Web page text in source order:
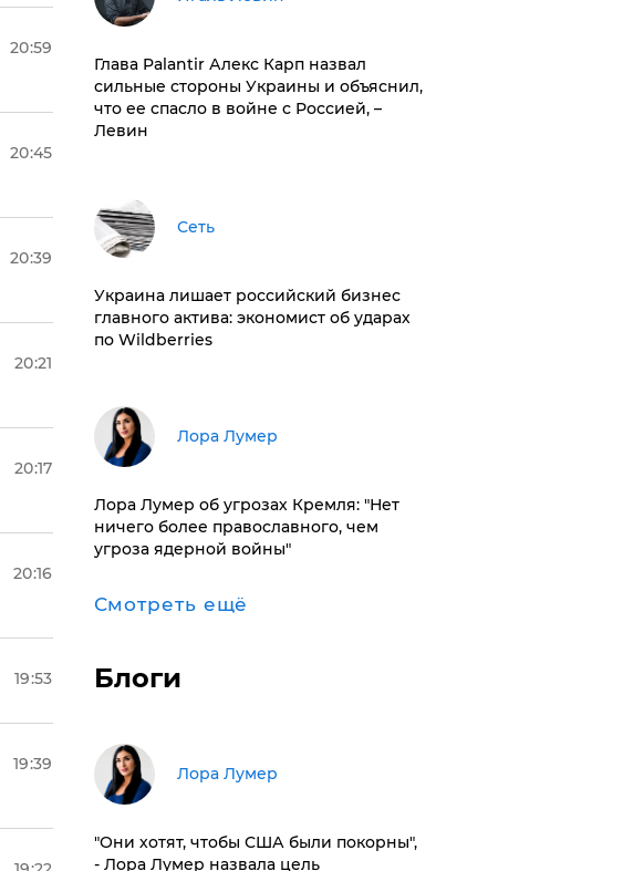
20:59
20:45
20:39
20:21
20:17
20:16
19:53
19:39
Глава Palantir Алекс Карп назвал
сильные стороны Украины и объяснил,
что ее спасло в войне с Россией, –
Левин
Сеть
​Украина лишает российский бизнес
главного актива: экономист об ударах
по Wildberries
​Лора Лумер
Лора Лумер об угрозах Кремля: "Нет
ничего более православного, чем
угроза ядерной войны"
Смотреть ещё
Блоги
​Лора Лумер
"Они хотят, чтобы США были покорны",
- Лора Лумер назвала цель